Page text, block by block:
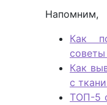
Напомним,
Как
советы
Как
с
ТОП-5